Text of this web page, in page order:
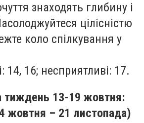
знаходять глибину i
цiлiснiстю
коло спiлкування у
14, 16; несприятливi: 17.
тиждень 13-19 жовтня:
жовтня – 21 листопада)